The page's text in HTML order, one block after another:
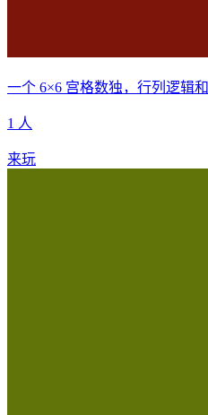
一个 6×6 宫格数独，行列逻辑
1 人
来玩